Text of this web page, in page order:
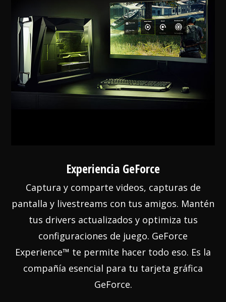
Experiencia GeForce
Captura y comparte videos, capturas de
pantalla y livestreams con tus amigos. Mantén
tus drivers actualizados y optimiza tus
configuraciones de juego. GeForce
Experience™ te permite hacer todo eso. Es la
compañía esencial para tu tarjeta gráfica
GeForce.